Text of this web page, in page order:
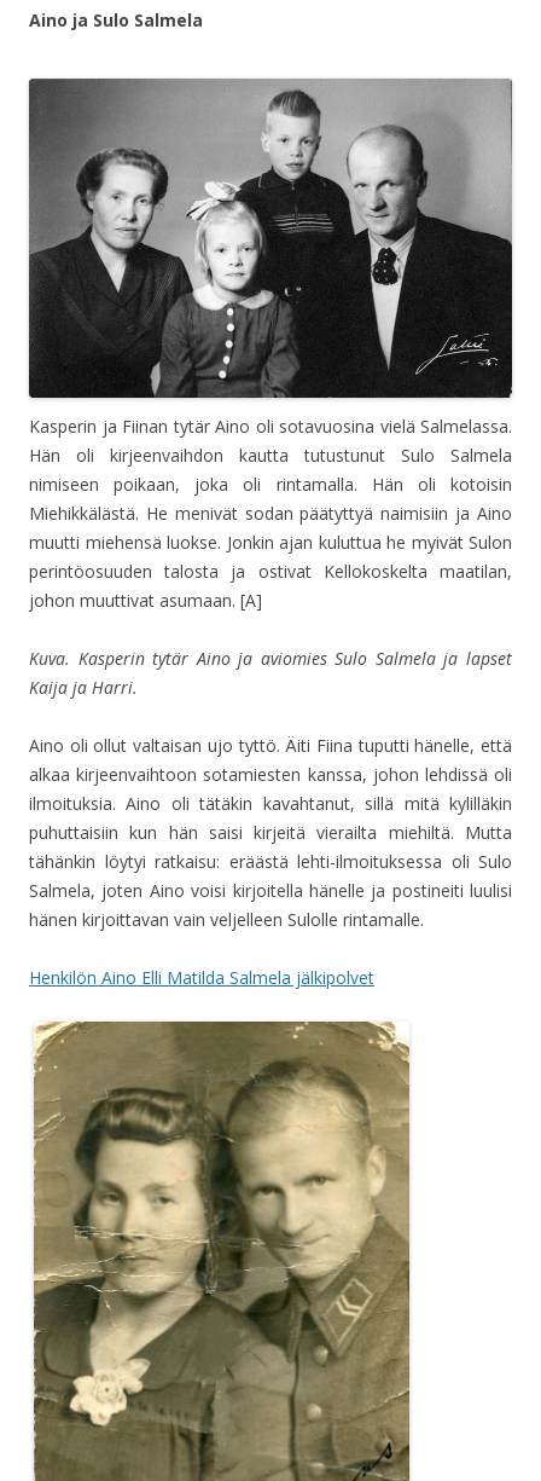
Aino ja Sulo Salmela
Kasperin ja Fiinan tytär Aino oli sotavuosina vielä Salmelassa.
Hän oli kirjeenvaihdon kautta tutustunut Sulo Salmela
nimiseen poikaan, joka oli rintamalla. Hän oli kotoisin
Miehikkälästä. He menivät sodan päätyttyä naimisiin ja Aino
muutti miehensä luokse. Jonkin ajan kuluttua he myivät Sulon
perintöosuuden talosta ja ostivat Kellokoskelta maatilan,
johon muuttivat asumaan. [A]
Kuva. Kasperin tytär Aino ja aviomies Sulo Salmela ja lapset
Kaija ja Harri.
Aino oli ollut valtaisan ujo tyttö. Äiti Fiina tuputti hänelle, että
alkaa kirjeenvaihtoon sotamiesten kanssa, johon lehdissä oli
ilmoituksia. Aino oli tätäkin kavahtanut, sillä mitä kylilläkin
puhuttaisiin kun hän saisi kirjeitä vierailta miehiltä. Mutta
tähänkin löytyi ratkaisu: eräästä lehti-ilmoituksessa oli Sulo
Salmela, joten Aino voisi kirjoitella hänelle ja postineiti luulisi
hänen kirjoittavan vain veljelleen Sulolle rintamalle.
Henkilön Aino Elli Matilda Salmela jälkipolvet